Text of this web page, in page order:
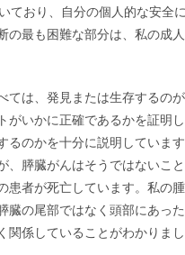
ており、自分の個人的な安全
最も困難な部分は、私の成
ては、発見または生存するの
がいかに正確であるかを証明
るのかを十分に説明していま
、膵臓がんはそうではないこ
者が死亡しています。私の
の尾部ではなく頭部にあっ
係していることがわかりまし